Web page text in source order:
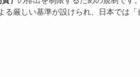
る厳しい基準が設けられ、日本では